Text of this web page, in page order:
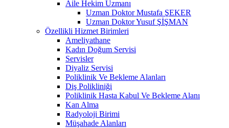
Aile Hekim Uzmanı
Uzman Doktor Mustafa ŞEKER
Uzman Doktor Yusuf ŞİŞMAN
Özellikli Hizmet Birimleri
Ameliyathane
Kadın Doğum Servisi
Servisler
Diyaliz Servisi
Poliklinik Ve Bekleme Alanları
Diş Polikliniği
Poliklinik Hasta Kabul Ve Bekleme Alanı
Kan Alma
Radyoloji Birimi
Müşahade Alanları